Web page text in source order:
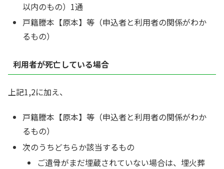
以内のもの）1通
戸籍謄本【原本】等（申込者と利用者の関係がわか
るもの）
利用者が死亡している場合
上記1,2に加え、
戸籍謄本【原本】等（申込者と利用者の関係がわか
るもの）
次のうちどちらか該当するもの
ご遺骨がまだ埋蔵されていない場合は、埋火葬